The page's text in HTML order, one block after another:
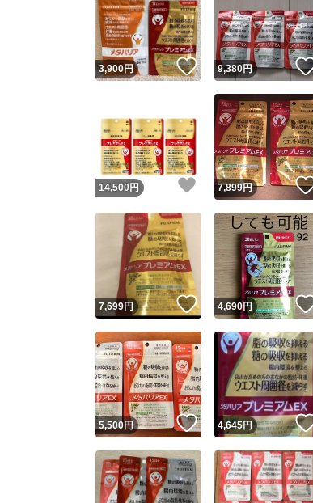
3,900円 いいね！
9,380円
14,500 円 いいね！
7,899円
7,699円 いいね！
4,690円
5,500円 いいね！
4,645円